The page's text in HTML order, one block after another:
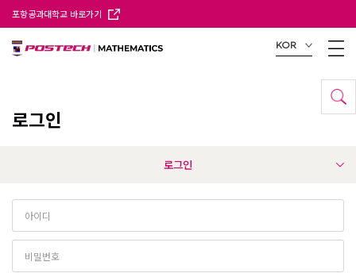
포항공과대학교 바로가기
KOR
로그인
로그인